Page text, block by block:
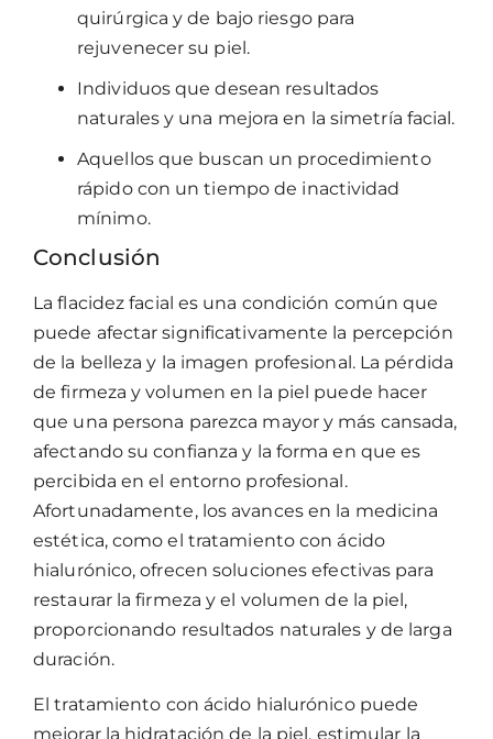
quirúrgica y de bajo riesgo para
rejuvenecer su piel.
Individuos que desean resultados
naturales y una mejora en la simetría facial.
Aquellos que buscan un procedimiento
rápido con un tiempo de inactividad
mínimo.
Conclusión
La flacidez facial es una condición común que
puede afectar significativamente la percepción
de la belleza y la imagen profesional. La pérdida
de firmeza y volumen en la piel puede hacer
que una persona parezca mayor y más cansada,
afectando su confianza y la forma en que es
percibida en el entorno profesional.
Afortunadamente, los avances en la medicina
estética, como el tratamiento con ácido
hialurónico, ofrecen soluciones efectivas para
restaurar la firmeza y el volumen de la piel,
proporcionando resultados naturales y de larga
duración.
El tratamiento con ácido hialurónico puede
mejorar la hidratación de la piel, estimular la